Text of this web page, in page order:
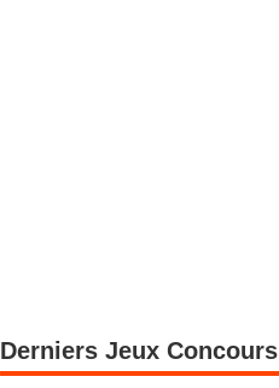
Derniers Jeux Concours